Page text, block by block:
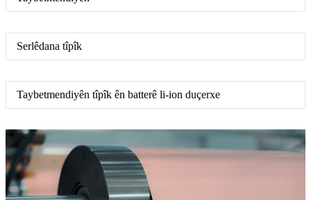
Serlêdana tîpîk
Taybetmendiyên tîpîk ên batterê li-ion duçerxe